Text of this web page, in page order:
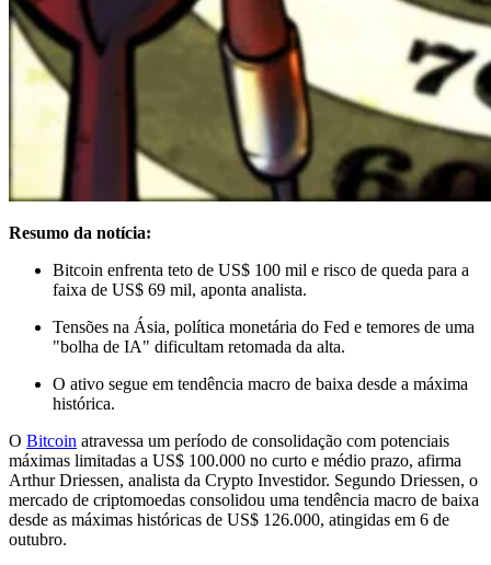
Resumo da notícia:
Bitcoin enfrenta teto de US$ 100 mil e risco de queda para a
faixa de US$ 69 mil, aponta analista.
Tensões na Ásia, política monetária do Fed e temores de uma
"bolha de IA" dificultam retomada da alta.
O ativo segue em tendência macro de baixa desde a máxima
histórica.
O Bitcoin atravessa um período de consolidação com potenciais
máximas limitadas a US$ 100.000 no curto e médio prazo, afirma
Arthur Driessen, analista da Crypto Investidor. Segundo Driessen, o
mercado de criptomoedas consolidou uma tendência macro de baixa
desde as máximas históricas de US$ 126.000, atingidas em 6 de
outubro.